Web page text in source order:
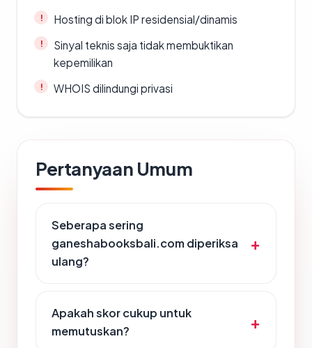
Hosting di blok IP residensial/dinamis
Sinyal teknis saja tidak membuktikan
kepemilikan
WHOIS dilindungi privasi
Pertanyaan Umum
Seberapa sering
ganeshabooksbali.com diperiksa
ulang?
Apakah skor cukup untuk
memutuskan?